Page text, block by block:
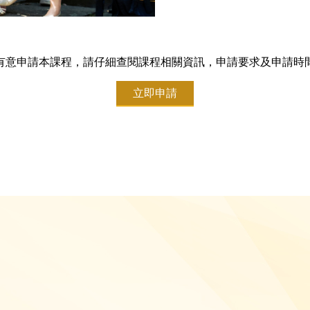
意申請本課程，請仔細查閱課程相關資訊，申請要求及申請時
立即申請